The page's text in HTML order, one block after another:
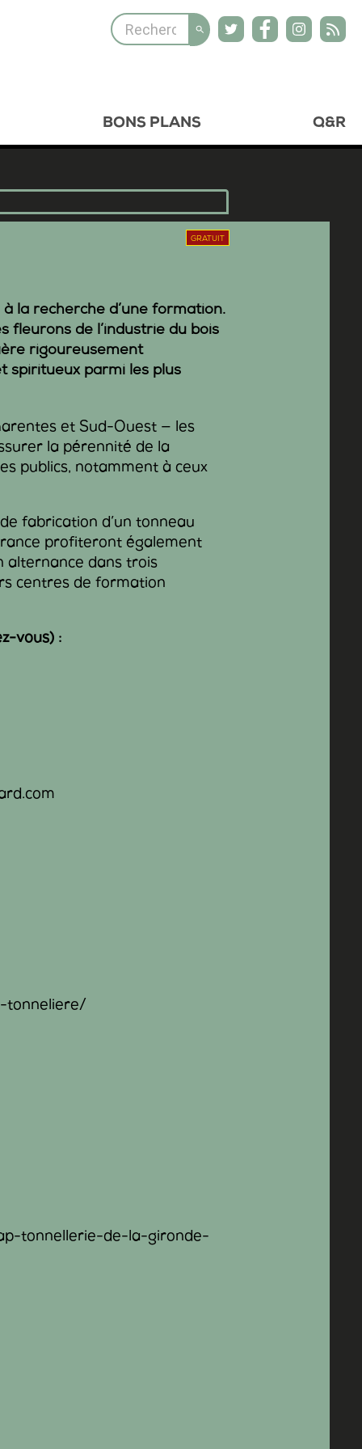
BONS PLANS Q&R
GRATUIT
la recherche d’une formation.
fleurons de l’industrie du bois
rigoureusement
spiritueux parmi les plus
et Sud-Ouest — les
la pérennité de la
publics, notamment à ceux
fabrication d’un tonneau
profiteront également
alternance dans trois
centres de formation
vous) :
tonneliere/
tonnellerie-de-la-gironde-